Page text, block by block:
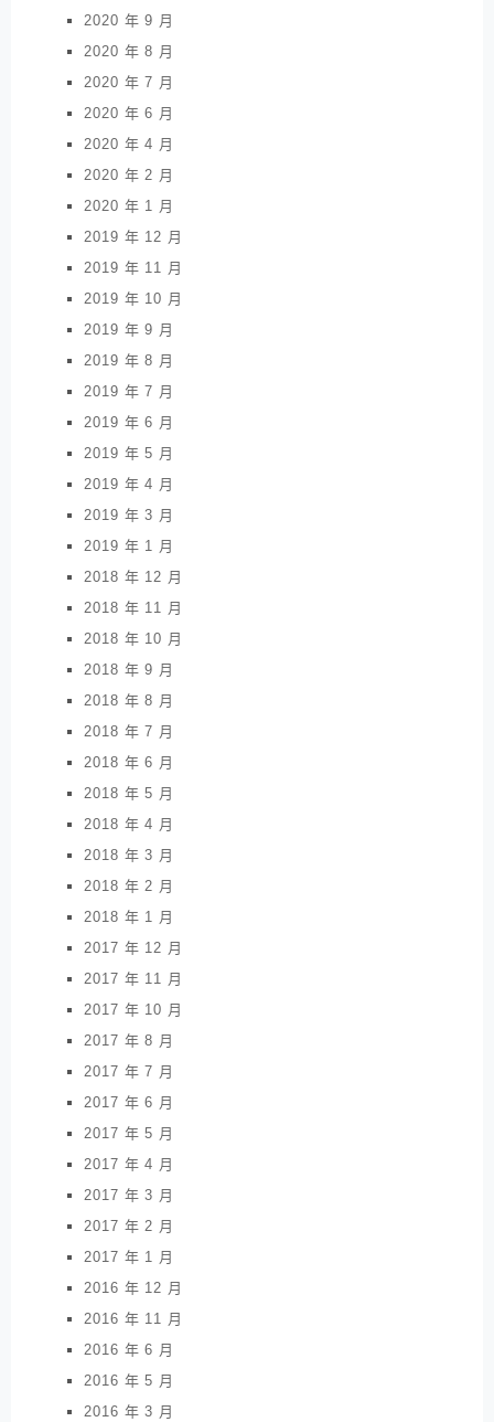
2020 年 9 月
2020 年 8 月
2020 年 7 月
2020 年 6 月
2020 年 4 月
2020 年 2 月
2020 年 1 月
2019 年 12 月
2019 年 11 月
2019 年 10 月
2019 年 9 月
2019 年 8 月
2019 年 7 月
2019 年 6 月
2019 年 5 月
2019 年 4 月
2019 年 3 月
2019 年 1 月
2018 年 12 月
2018 年 11 月
2018 年 10 月
2018 年 9 月
2018 年 8 月
2018 年 7 月
2018 年 6 月
2018 年 5 月
2018 年 4 月
2018 年 3 月
2018 年 2 月
2018 年 1 月
2017 年 12 月
2017 年 11 月
2017 年 10 月
2017 年 8 月
2017 年 7 月
2017 年 6 月
2017 年 5 月
2017 年 4 月
2017 年 3 月
2017 年 2 月
2017 年 1 月
2016 年 12 月
2016 年 11 月
2016 年 6 月
2016 年 5 月
2016 年 3 月